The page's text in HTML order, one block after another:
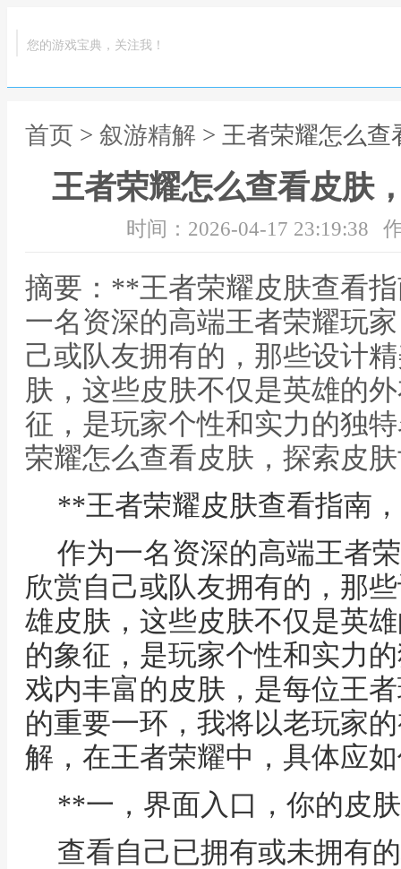
您的游戏宝典，关注我！
首页 > 叙游精解 > 王者荣耀怎么
王者荣耀怎么查看皮肤
时间：2026-04-17 23:19:38
摘要：**王者荣耀皮肤查看
一名资深的高端王者荣耀玩
己或队友拥有的，那些设计
肤，这些皮肤不仅是英雄的
征，是玩家个性和实力的独
荣耀怎么查看皮肤，探索皮
**王者荣耀皮肤查看指南
作为一名资深的高端王者
欣赏自己或队友拥有的，那
雄皮肤，这些皮肤不仅是英
的象征，是玩家个性和实力
戏内丰富的皮肤，是每位王
的重要一环，我将以老玩家
解，在王者荣耀中，具体应
**一，界面入口，你的皮
查看自己已拥有或未拥有